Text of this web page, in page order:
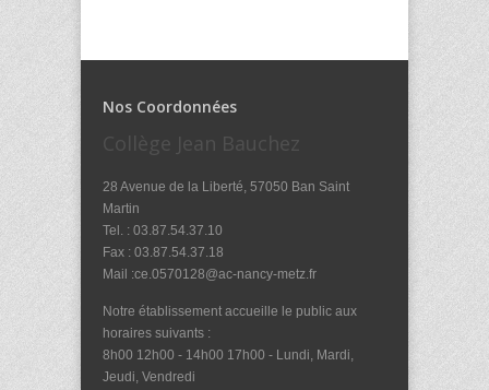
Nos Coordonnées
Collège Jean Bauchez
28 Avenue de la Liberté, 57050 Ban Saint
Martin
Tel. : 03.87.54.37.10
Fax : 03.87.54.37.18
Mail :ce.0570128@ac-nancy-metz.fr
Notre établissement accueille le public aux
horaires suivants :
8h00 12h00 - 14h00 17h00 - Lundi, Mardi,
Jeudi, Vendredi